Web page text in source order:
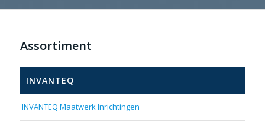
Assortiment
INVANTEQ
INVANTEQ Maatwerk Inrichtingen